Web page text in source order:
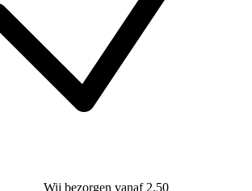
Wij bezorgenvanaf 2,50